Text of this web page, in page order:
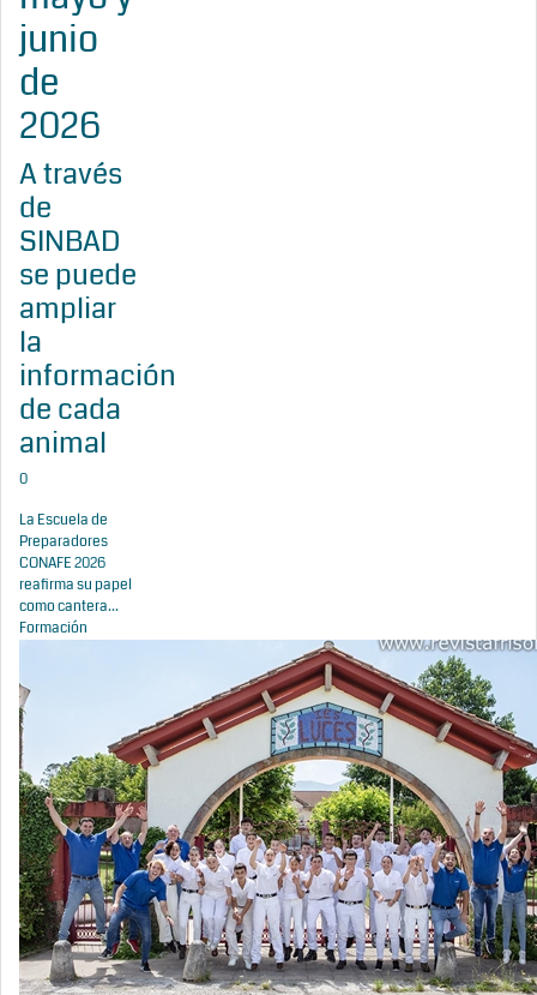
junio
de
2026
A través
de
SINBAD
se puede
ampliar
la
información
de cada
animal
0
La Escuela de
Preparadores
CONAFE 2026
reafirma su papel
como cantera...
Formación